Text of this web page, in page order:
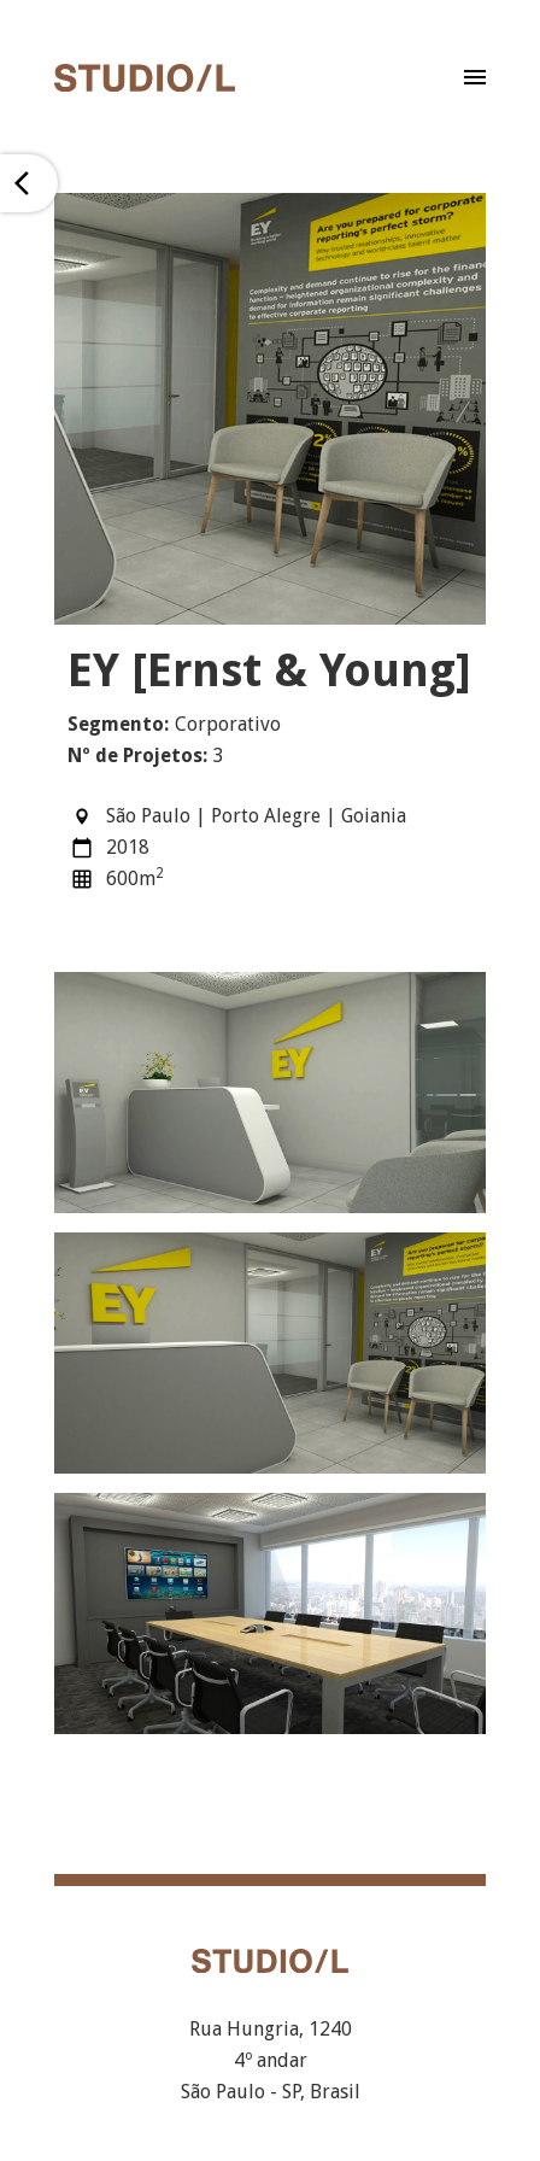
EY [Ernst & Young]
Segmento: Corporativo
Nº de Projetos: 3
São Paulo | Porto Alegre | Goiania
2018
600m2
Rua Hungria, 1240
4º andar
São Paulo - SP, Brasil